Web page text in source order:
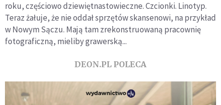
roku, częściowo dziewiętnastowieczne. Czcionki. Linotyp.
Teraz żałuje, że nie oddał sprzętów skansenowi, na przykład
w Nowym Sączu. Mają tam zrekonstruowaną pracownię
fotograficzną, mieliby grawerską...
DEON.PL POLECA